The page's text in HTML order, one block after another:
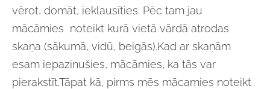
vērot, domāt, ieklausīties. Pēc tam jau
mācāmies noteikt kurā vietā vārdā atrodas
skaņa (sākumā, vidū, beigās).Kad ar skaņām
esam iepazinušies, mācāmies, ka tās var
pierakstīt.Tāpat kā, pirms mēs mācamies noteikt